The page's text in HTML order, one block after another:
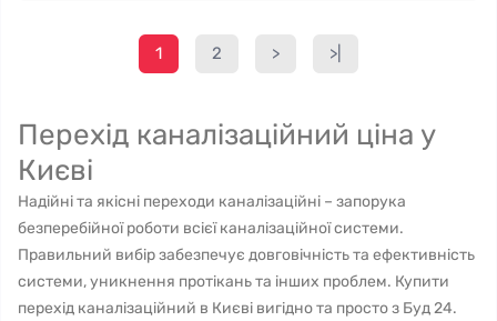
1 2 > >|
Перехід каналізаційний ціна у
Києві
Надійні та якісні переходи каналізаційні – запорука
безперебійної роботи всієї каналізаційної системи.
Правильний вибір забезпечує довговічність та ефективність
системи, уникнення протікань та інших проблем. Купити
перехід каналізаційний в Києві вигідно та просто з Буд 24.